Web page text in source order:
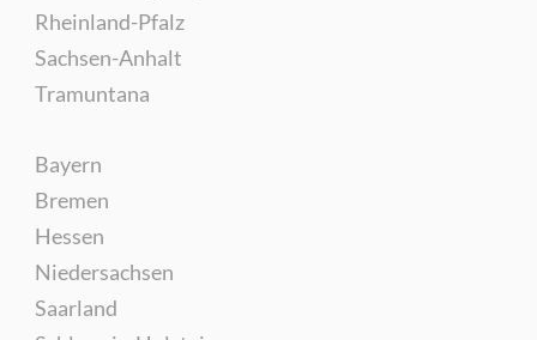
Rheinland-Pfalz
Sachsen-Anhalt
Tramuntana
Bayern
Bremen
Hessen
Niedersachsen
Saarland